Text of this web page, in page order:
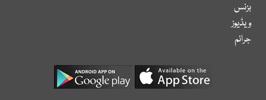
بزنس
ویڈیوز
جرائم